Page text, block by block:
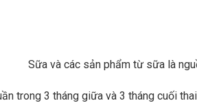
Sữa và các sản phẩm từ sữa là
trong 3 tháng giữa và 3 tháng cuối